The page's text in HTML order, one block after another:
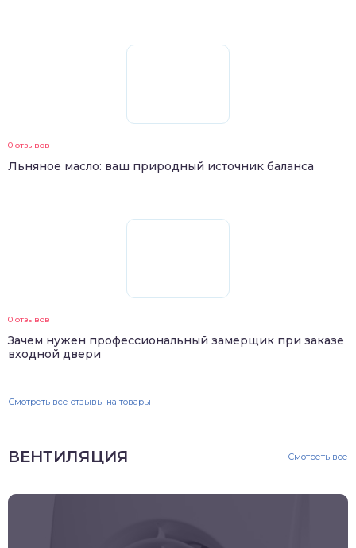
0 отзывов
Льняное масло: ваш природный источник баланса
0 отзывов
Зачем нужен профессиональный замерщик при заказе
входной двери
Смотреть все отзывы на товары
ВЕНТИЛЯЦИЯ Смотреть все